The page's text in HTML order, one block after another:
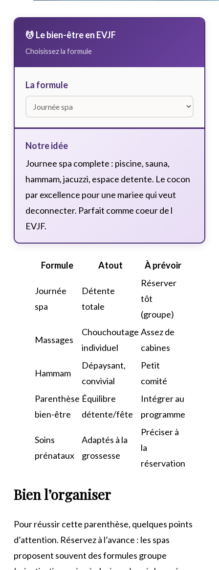
💆 Le bien-être en EVJF
Choisissez la formule
La formule
Notre idée
Journee spa complete : piscine, sauna,
hammam, jacuzzi, espace detente. Le cocon
par excellence pour une mariee qui veut
deconnecter. Parfait comme coeur de l
EVJF.
Formule Atout À prévoir
Journée
spa
Détente
totale
Réserver
tôt
(groupe)
Massages
Chouchoutage
individuel
Assez de
cabines
Hammam
Dépaysant,
convivial
Petit
comité
Parenthèse
bien-être
Équilibre
détente/fête
Intégrer au
programme
Soins
prénataux
Adaptés à la
grossesse
Préciser à
la
réservation
Bien l’organiser
Pour réussir cette parenthèse, quelques points
d’attention. Réservez à l’avance : les spas
proposent souvent des formules groupe